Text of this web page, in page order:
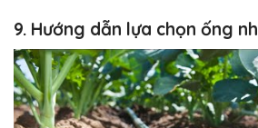
9. Hướng dẫn lựa chọn ống